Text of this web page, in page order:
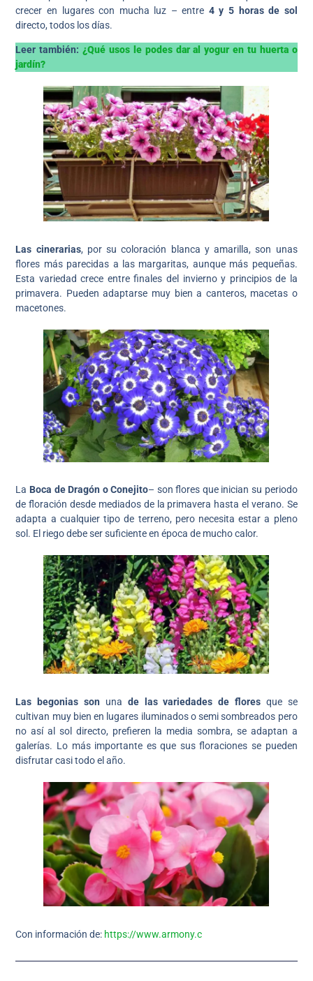
crecer en lugares con mucha luz – entre 4 y 5 horas de sol
directo, todos los días.
Leer también: ¿Qué usos le podes dar al yogur en tu huerta o
jardín?
Las cinerarias, por su coloración blanca y amarilla, son unas
flores más parecidas a las margaritas, aunque más pequeñas.
Esta variedad crece entre finales del invierno y principios de la
primavera. Pueden adaptarse muy bien a canteros, macetas o
macetones.
La Boca de Dragón o Conejito– son flores que inician su periodo
de floración desde mediados de la primavera hasta el verano. Se
adapta a cualquier tipo de terreno, pero necesita estar a pleno
sol. El riego debe ser suficiente en época de mucho calor.
Las begonias son una de las variedades de flores que se
cultivan muy bien en lugares iluminados o semi sombreados pero
no así al sol directo, prefieren la media sombra, se adaptan a
galerías. Lo más importante es que sus floraciones se pueden
disfrutar casi todo el año.
Con información de: https://www.armony.c